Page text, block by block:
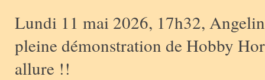
Lundi 11 mai 2026, 17h32,
pleine démonstration de Hobby
allure !!